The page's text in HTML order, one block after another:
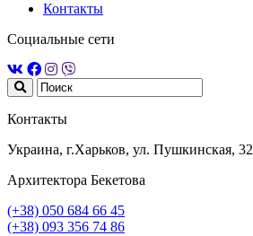
Контакты
Социальные сети
Контакты
Украина, г.Харьков, ул. Пушкинская, 32
Архитектора Бекетова
(+38) 050 684 66 45
(+38) 093 356 74 86